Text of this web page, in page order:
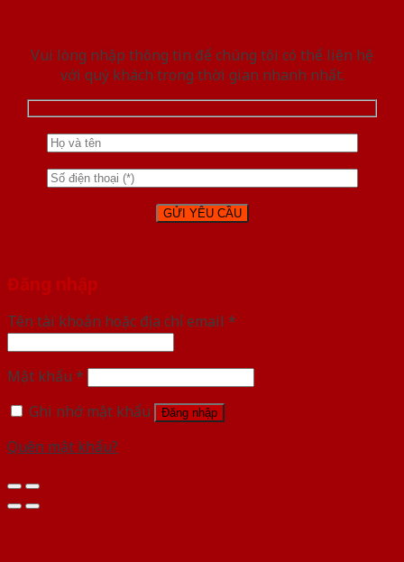
Vui lòng nhập thông tin để chúng tôi có thể liên hệ
với quý khách trong thời gian nhanh nhất.
Đăng nhập
Tên tài khoản hoặc địa chỉ email *
Mật khẩu *
Ghi nhớ mật khẩu
Đăng nhập
Quên mật khẩu?